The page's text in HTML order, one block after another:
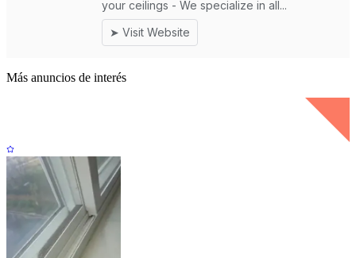
Más anuncios de interés